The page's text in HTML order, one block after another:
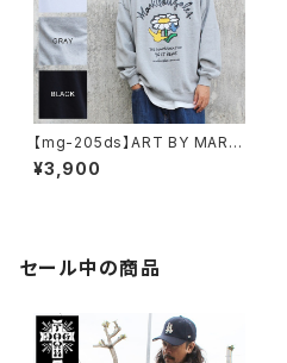
【mg-205ds】ART BY MARK
GONZALE ( What it isNt ワッ
トイットイズント) アートバイ マ
¥3,900
セール中の商品